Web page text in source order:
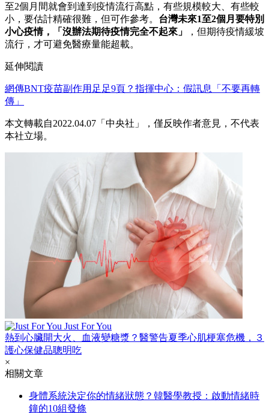
至2個月間就會到達到疫情流行高點，有些規模較大、有些較
小，要估計精確很難，但可作參考。 台灣未來1至2個月要特別
小心疫情，「沒辦法期待疫情完全不起來」
，但期待疫情緩坡
流行，才可避免醫療量能超載。
延伸閱讀
網傳BNT疫苗副作用足足9頁？指揮中心：假訊息「不要再轉
傳」
本文轉載自2022.04.07「中央社」，僅反映作者意見，不代表
本社立場。
Just For You
熱到心臟開大火、血液變糖漿？醫警告夏季心肌梗塞危機，３
護心保健品聰明吃
×
相關文章
身體系統決定你的情緒狀態？韓醫學教授：啟動情緒時
鐘的10組發條